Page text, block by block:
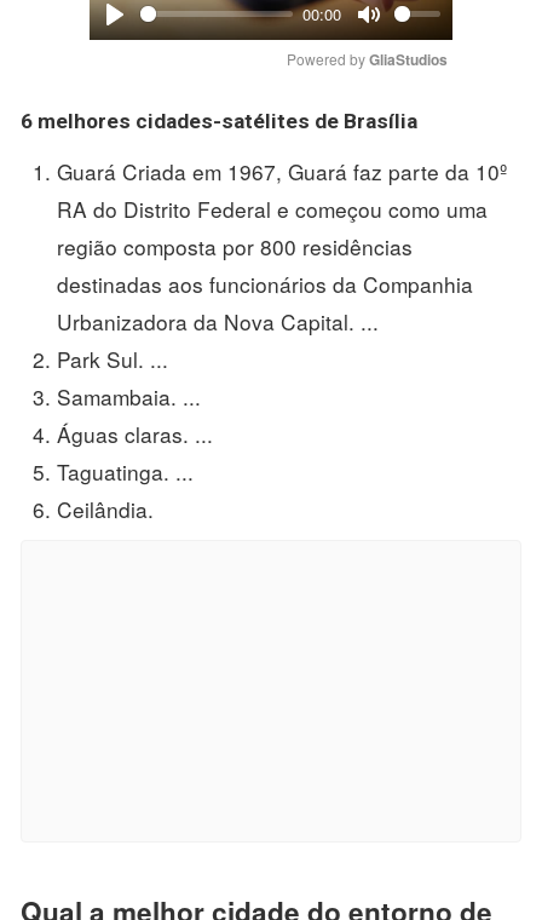
Play
00:00
Mute
Powered by GliaStudios
6 melhores cidades-satélites de Brasília
Guará Criada em 1967, Guará faz parte da 10º
RA do Distrito Federal e começou como uma
região composta por 800 residências
destinadas aos funcionários da Companhia
Urbanizadora da Nova Capital. ...
Park Sul. ...
Samambaia. ...
Águas claras. ...
Taguatinga. ...
Ceilândia.
Qual a melhor cidade do entorno de